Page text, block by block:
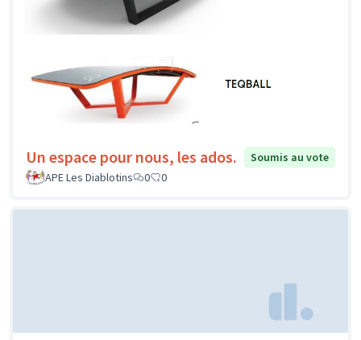
Un espace pour nous, les ados.
Soumis au vote
APE Les Diablotins
0 0